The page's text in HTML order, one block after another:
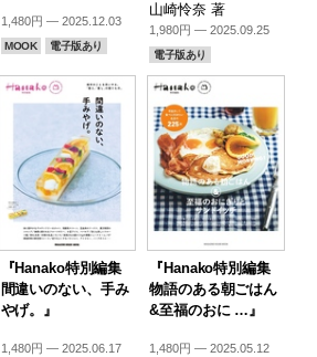
1,480円 — 2025.12.03
MOOK 電子版あり
山崎怜奈 著
1,980円 — 2025.09.25
電子版あり
『Hanako特別編集
間違いのない、手み
やげ。』
1,480円 — 2025.06.17
『Hanako特別編集
物語のある朝ごはん
&至福のおに …』
1,480円 — 2025.05.12